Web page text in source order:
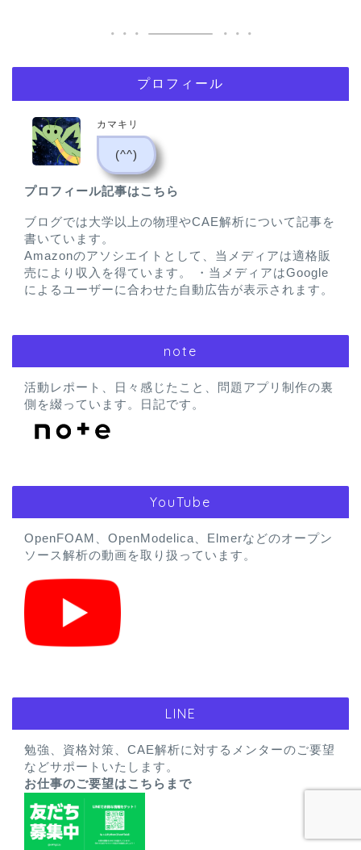
プロフィール
カマキリ
(^^)
プロフィール記事はこちら
ブログでは大学以上の物理やCAE解析について記事を
書いています。
Amazonのアソシエイトとして、当メディアは適格販
売により収入を得ています。 ・当メディアはGoogle
によるユーザーに合わせた自動広告が表示されます。
note
活動レポート、日々感じたこと、問題アプリ制作の裏
側を綴っています。日記です。
YouTube
OpenFOAM、OpenModelica、Elmerなどのオープン
ソース解析の動画を取り扱っています。
LINE
勉強、資格対策、CAE解析に対するメンターのご要望
などサポートいたします。
お仕事のご要望はこちらまで